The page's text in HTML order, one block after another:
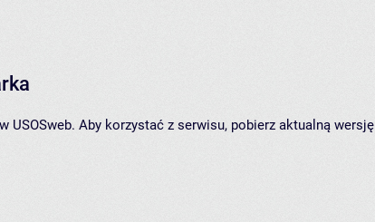
USOSweb. Aby korzystać z serwisu, pobierz aktualną wersję